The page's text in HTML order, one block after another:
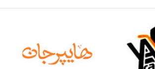
فروشگاه زنجیره‌ای